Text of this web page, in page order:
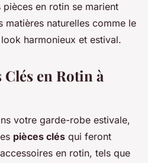
en rotin se marient
matières naturelles comme le
harmonieux et estival.
Clés en Rotin à
votre garde-robe estivale,
pièces clés qui feront
en rotin, tels que